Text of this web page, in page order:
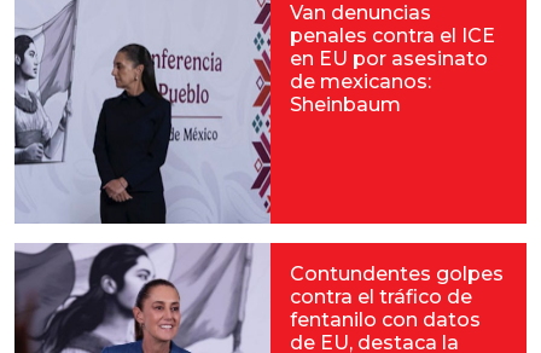
Van denuncias
penales contra el ICE
en EU por asesinato
de mexicanos:
Sheinbaum
Contundentes golpes
contra el tráfico de
fentanilo con datos
de EU, destaca la